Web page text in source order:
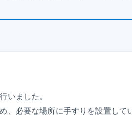
いました。
、必要な場所に手すりを設置して